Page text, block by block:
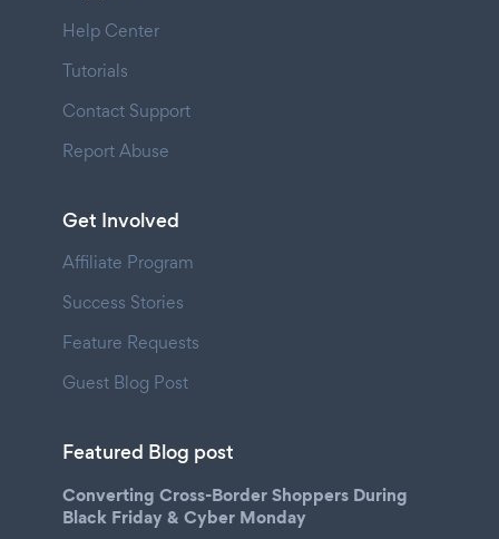
Help Center
Tutorials
Contact Support
Report Abuse
Get Involved
Affiliate Program
Success Stories
Feature Requests
Guest Blog Post
Featured Blog post
Converting Cross-Border Shoppers During
Black Friday & Cyber Monday